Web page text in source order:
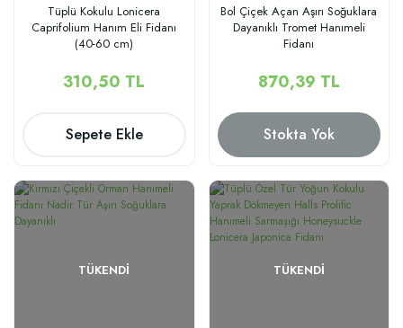
Tüplü Kokulu Lonicera
Caprifolium Hanım Eli Fidanı
(40-60 cm)
310,50 TL
Sepete Ekle
Bol Çiçek Açan Aşırı Soğuklara
Dayanıklı Tromet Hanımeli
Fidanı
870,39 TL
Stokta Yok
TÜKENDI TÜKENDI